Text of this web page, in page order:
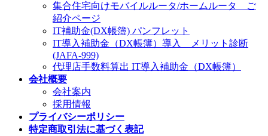
集合住宅向けモバイルルータ/ホームルータ ご
紹介ページ
IT補助金(DX帳簿) パンフレット
IT導入補助金（DX帳簿）導入 メリット診断
(JAFA-999)
代理店手数料算出 IT導入補助金（DX帳簿）
会社概要
会社案内
採用情報
プライバシーポリシー
特定商取引法に基づく表記